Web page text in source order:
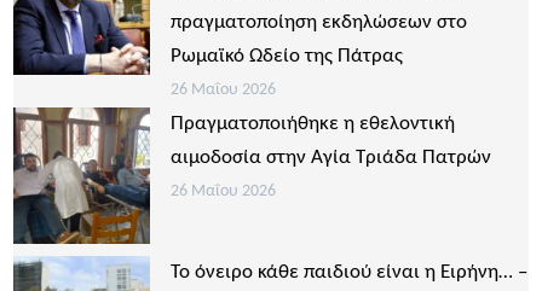
πραγματοποίηση εκδηλώσεων στο
Ρωμαϊκό Ωδείο της Πάτρας
26 Μαΐου 2026
Πραγματοποιήθηκε η εθελοντική
αιμοδοσία στην Αγία Τριάδα Πατρών
26 Μαΐου 2026
Το όνειρο κάθε παιδιού είναι η Ειρήνη… –